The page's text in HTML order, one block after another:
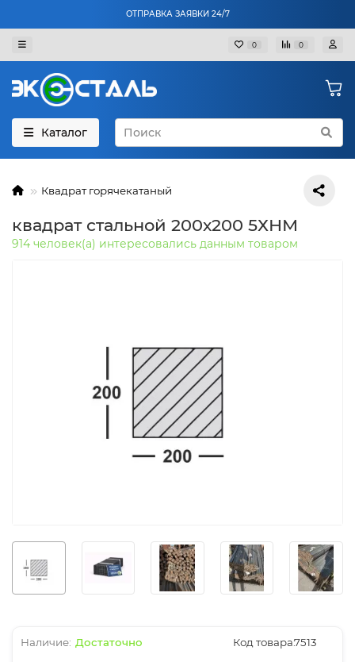
ОТПРАВКА ЗАЯВКИ 24/7
0 0
Каталог
Квадрат горячекатаный
квадрат стальной 200х200 5ХНМ
914 человек(а) интересовались данным товаром
Достаточно Код товара:7513